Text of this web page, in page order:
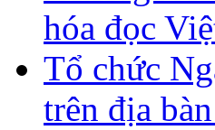
hóa đọc
Tổ chức
trên địa